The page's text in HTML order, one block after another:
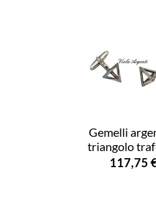
Gemelli
triangolo
117,75